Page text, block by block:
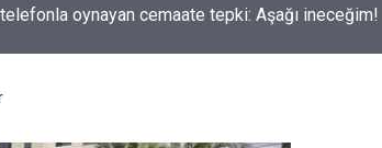
oynayan cemaate tepki: Aşağı ineceğim!